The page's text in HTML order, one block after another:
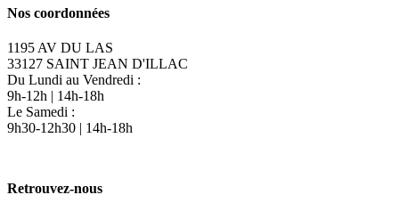
Nos coordonnées
1195 AV DU LAS
33127 SAINT JEAN D'ILLAC
Du Lundi au Vendredi :
9h-12h | 14h-18h
Le Samedi :
9h30-12h30 | 14h-18h
Retrouvez-nous